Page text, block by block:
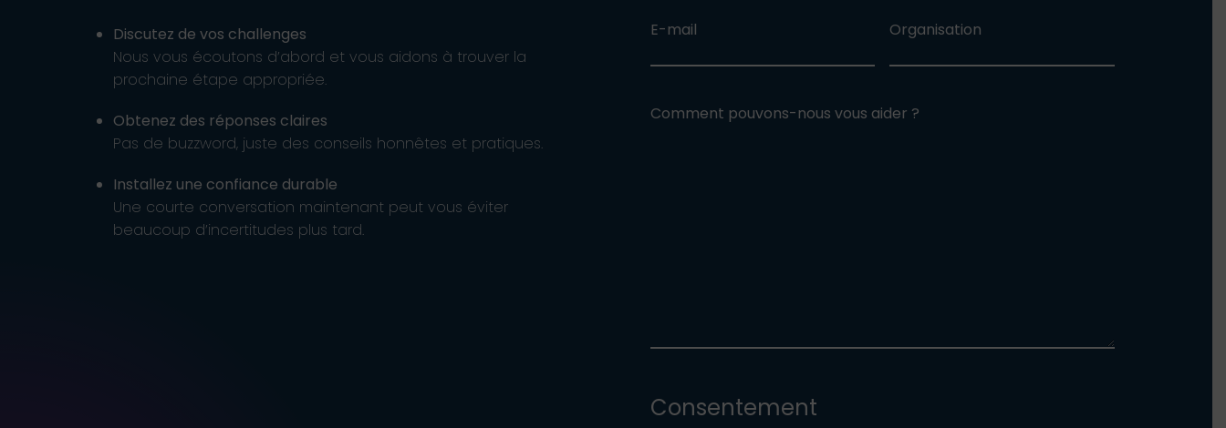
Discutez de vos challenges
Nous vous écoutons d’abord et vous aidons à trouver la
prochaine étape appropriée.
Obtenez des réponses claires
Pas de buzzword, juste des conseils honnêtes et pratiques.
Installez une confiance durable
Une courte conversation maintenant peut vous éviter
beaucoup d’incertitudes plus tard.
E-mail Organisation
Comment pouvons-nous vous aider ?
Consentement